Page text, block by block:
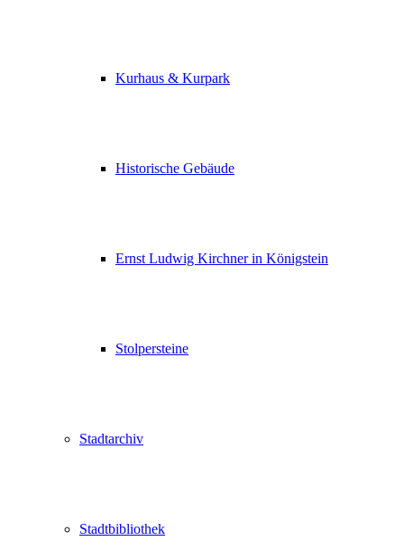
Kurhaus & Kurpark
Historische Gebäude
Ernst Ludwig Kirchner in Königstein
Stolpersteine
Stadtarchiv
Stadtbibliothek